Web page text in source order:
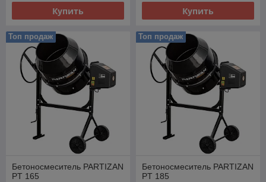
Купить Купить
Топ продаж
Бетоносмеситель PARTIZAN
PT 165
Топ продаж
Бетоносмеситель PARTIZAN
PT 185